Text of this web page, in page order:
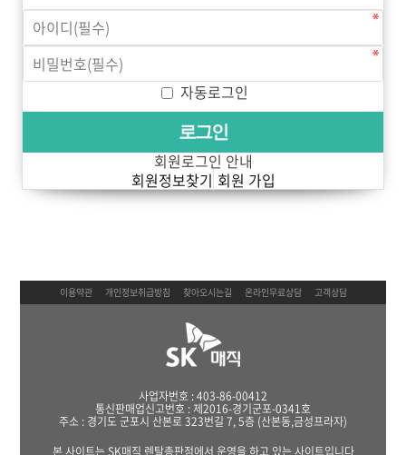
자동로그인
회원로그인 안내
회원정보찾기 회원 가입
이용약관 개인정보취급방침 찾아오시는길 온라인무료상담 고객상담
사업자번호 : 403-86-00412
통신판매업신고번호 : 제2016-경기군포-0341호
주소 : 경기도 군포시 산본로 323번길 7, 5층 (산본동,금성프라자)
본 사이트는 SK매직 렌탈총판점에서 운영을 하고 있는 사이트입니다